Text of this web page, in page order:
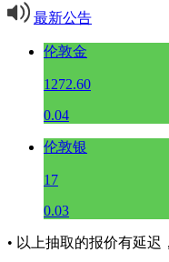
最新公告
伦敦金
1272.60
0.04
伦敦银
17
0.03
• 以上抽取的报价有延迟